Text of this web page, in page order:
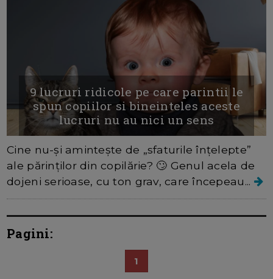
9 lucruri ridicole pe care parintii le
spun copiilor si bineinteles aceste
lucruri nu au nici un sens
Cine nu-și amintește de „sfaturile înțelepte”
ale părinților din copilărie? 🙄 Genul acela de
dojeni serioase, cu ton grav, care începeau...
Pagini:
1